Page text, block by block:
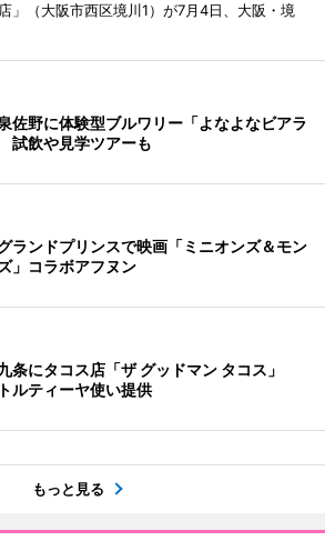
」（大阪市西区境川1）が7月4日、大阪・境
佐野に体験型ブルワリー「よなよなビアラ
試飲や見学ツアーも
ランドプリンスで映画「ミニオンズ＆モン
」コラボアフヌン
条にタコス店「ザ グッドマン タコス」
ルティーヤ使い提供
もっと見る